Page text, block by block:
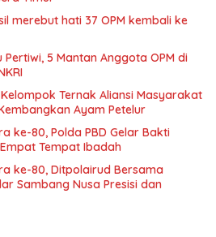
merebut hati 37 OPM kembali ke
5 Mantan Anggota OPM di
Ternak Aliansi Masyarakat
Ayam Petelur
ke-80, Polda PBD Gelar Bakti
Tempat Ibadah
ke-80, Ditpolairud Bersama
Sambang Nusa Presisi dan